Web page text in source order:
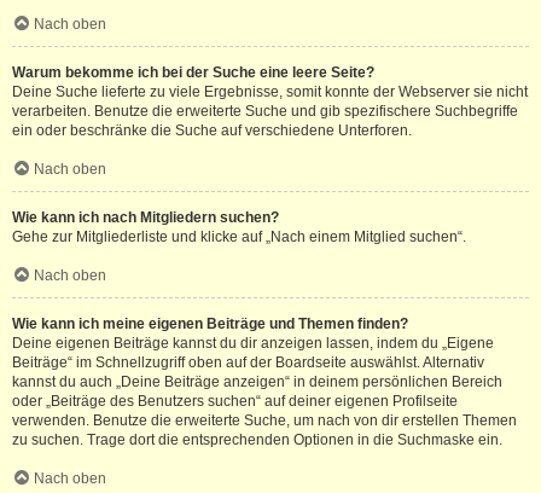
Nach oben
Warum bekomme ich bei der Suche eine leere Seite?
Deine Suche lieferte zu viele Ergebnisse, somit konnte der Webserver sie nicht
verarbeiten. Benutze die erweiterte Suche und gib spezifischere Suchbegriffe
ein oder beschränke die Suche auf verschiedene Unterforen.
Nach oben
Wie kann ich nach Mitgliedern suchen?
Gehe zur Mitgliederliste und klicke auf „Nach einem Mitglied suchen“.
Nach oben
Wie kann ich meine eigenen Beiträge und Themen finden?
Deine eigenen Beiträge kannst du dir anzeigen lassen, indem du „Eigene
Beiträge“ im Schnellzugriff oben auf der Boardseite auswählst. Alternativ
kannst du auch „Deine Beiträge anzeigen“ in deinem persönlichen Bereich
oder „Beiträge des Benutzers suchen“ auf deiner eigenen Profilseite
verwenden. Benutze die erweiterte Suche, um nach von dir erstellen Themen
zu suchen. Trage dort die entsprechenden Optionen in die Suchmaske ein.
Nach oben